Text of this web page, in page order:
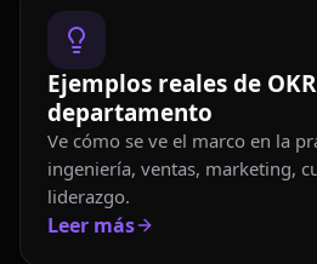
Ejemplos reales de
departamento
Ve cómo se ve el marco en la
ingeniería, ventas, marketing,
liderazgo.
Leer más